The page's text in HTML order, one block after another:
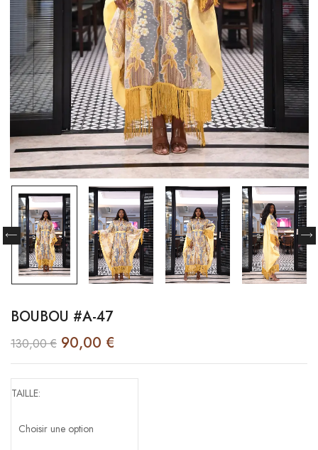
BOUBOU #A-47
130,00€ 90,00 €
TAILLE